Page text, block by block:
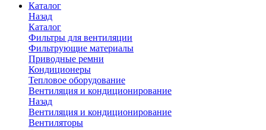
Каталог
Назад
Каталог
Фильтры для вентиляции
Фильтрующие материалы
Приводные ремни
Кондиционеры
Тепловое оборудование
Вентиляция и кондиционирование
Назад
Вентиляция и кондиционирование
Вентиляторы